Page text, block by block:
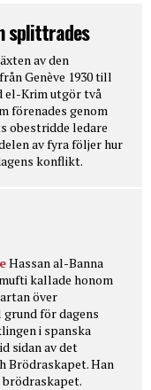
splittrades
av den
Genève 1930 till
el-Krim utgör två
förenades genom
obestridde ledare
av fyra följer hur
konflikt.
Hassan al-Banna
kallade honom
över
för dagens
i spanska
sidan av det
Brödraskapet. Han